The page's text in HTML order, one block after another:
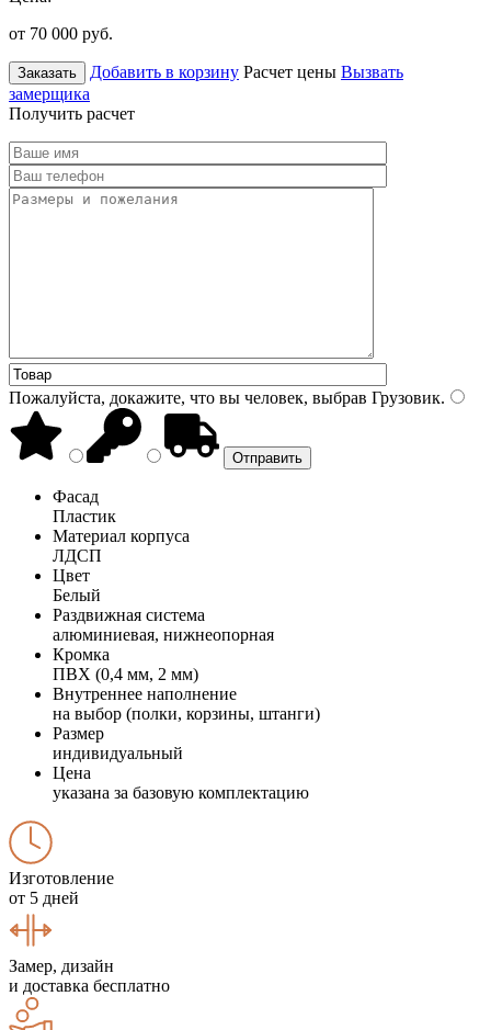
от 70 000 руб.
Заказать Добавить в корзину Расчет цены Вызвать
замерщика
Получить расчет
Пожалуйста, докажите, что вы человек, выбрав Грузовик.
Фасад
Пластик
Материал корпуса
ЛДСП
Цвет
Белый
Раздвижная система
алюминиевая, нижнеопорная
Кромка
ПВХ (0,4 мм, 2 мм)
Внутреннее наполнение
на выбор (полки, корзины, штанги)
Размер
индивидуальный
Цена
указана за базовую комплектацию
Изготовление
от 5 дней
Замер, дизайн
и доставка бесплатно